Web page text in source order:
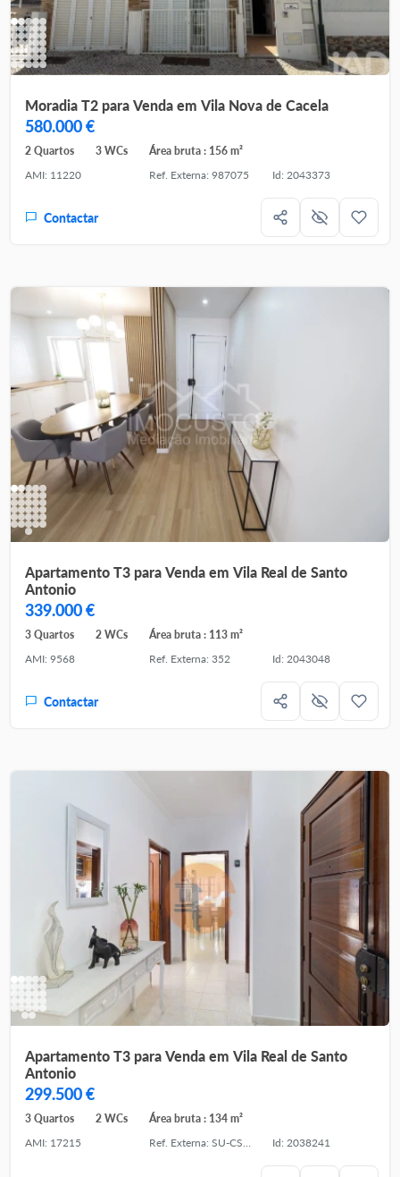
Moradia T2 para Venda em Vila Nova de Cacela
580.000 €
2 Quartos 3 WCs
Área bruta : 156 m²
AMI: 11220
Ref. Externa: 987075 Id: 2043373
Contactar
Apartamento T3 para Venda em Vila Real de Santo
Antonio
339.000 €
3 Quartos 2 WCs
Área bruta : 113 m²
AMI: 9568
Ref. Externa: 352 Id: 2043048
Contactar
Apartamento T3 para Venda em Vila Real de Santo
Antonio
299.500 €
3 Quartos 2 WCs
Área bruta : 134 m²
AMI: 17215
Ref. Externa: SU-CS-APT-94851 Id: 2038241